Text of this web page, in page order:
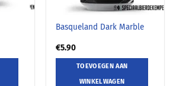
Basqueland Dark Marble
€5.90
TOEVOEGEN AAN
WINKELWAGEN